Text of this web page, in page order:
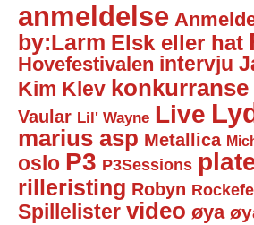
anmeldelse
by:Larm Elsk eller hat
Hovefestivalen intervju
Kim Klev konkurranse
Vaular Lil' Wayne Live
marius asp Metallica
oslo P3 P3Sessions
rilleristing Robyn
Spillelister video øya